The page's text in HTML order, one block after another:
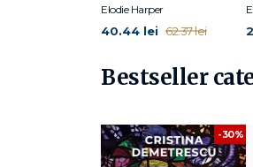
Elodie Harper
40.44 lei 62.37 lei
Bestseller
-30%